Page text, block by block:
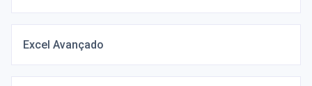
Excel Avançado